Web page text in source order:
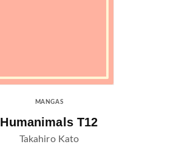
MANGAS
Humanimals T12
Takahiro Kato